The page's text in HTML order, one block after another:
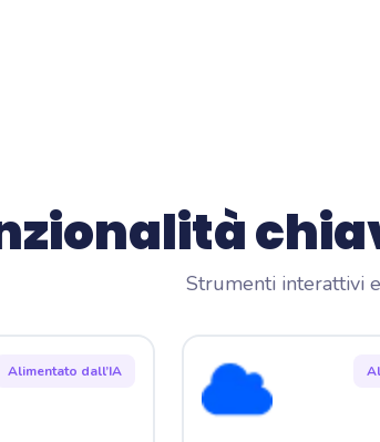
Strumenti interattivi
Alimentato dall’IA